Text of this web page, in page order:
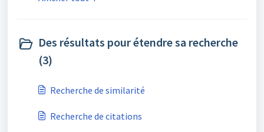
Des résultats pour étendre sa recherche
(3)
Recherche de similarité
Recherche de citations